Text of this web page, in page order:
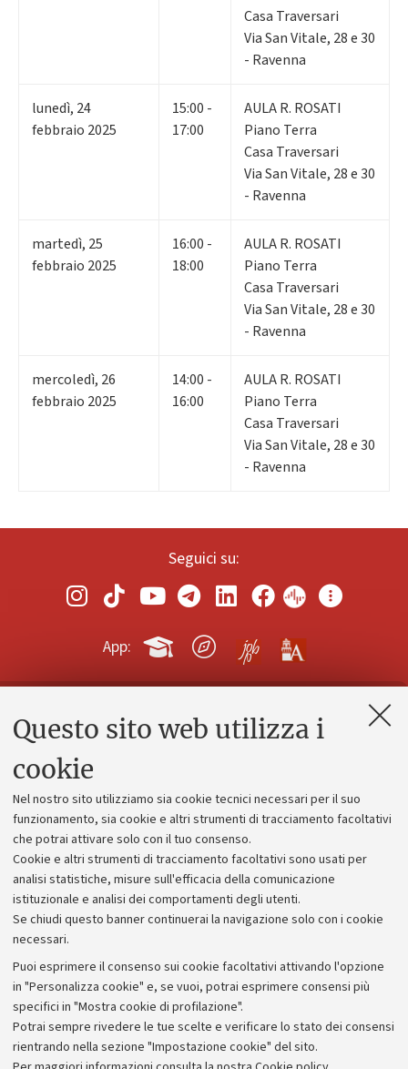
Questo sito web utilizza i
cookie
Nel nostro sito utilizziamo sia cookie tecnici necessari per il suo
funzionamento, sia cookie e altri strumenti di tracciamento facoltativi
che potrai attivare solo con il tuo consenso.
Cookie e altri strumenti di tracciamento facoltativi sono usati per
analisi statistiche, misure sull'efficacia della comunicazione
istituzionale e analisi dei comportamenti degli utenti.
Se chiudi questo banner continuerai la navigazione solo con i cookie
necessari.
Puoi esprimere il consenso sui cookie facoltativi attivando l'opzione
in "Personalizza cookie" e, se vuoi, potrai esprimere consensi più
specifici in "Mostra cookie di profilazione".
Potrai sempre rivedere le tue scelte e verificare lo stato dei consensi
rientrando nella sezione "Impostazione cookie" del sito.
Casa Traversari
Via San Vitale, 28 e 30
- Ravenna
lunedì, 24
febbraio 2025
15:00 -
17:00
AULA R. ROSATI
Piano Terra
Casa Traversari
Via San Vitale, 28 e 30
- Ravenna
martedì, 25
febbraio 2025
16:00 -
18:00
AULA R. ROSATI
Piano Terra
Casa Traversari
Via San Vitale, 28 e 30
- Ravenna
mercoledì, 26
febbraio 2025
14:00 -
16:00
AULA R. ROSATI
Piano Terra
Casa Traversari
Via San Vitale, 28 e 30
- Ravenna
Seguici su:
App:
Contatti e PEC
Alumni community
Piano strategico
Bilanci
Donazioni e 5x1000
Merchandising - UniboStore
Bandi, gare e concorsi
Albo online
Amministrazione trasparente
Atti di notifica